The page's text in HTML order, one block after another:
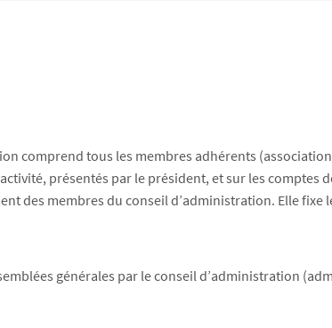
comprend tous les membres adhérents
présentés par le président, et sur les
des membres du conseil d’administration. Elle fixe
générales par le conseil d’administration